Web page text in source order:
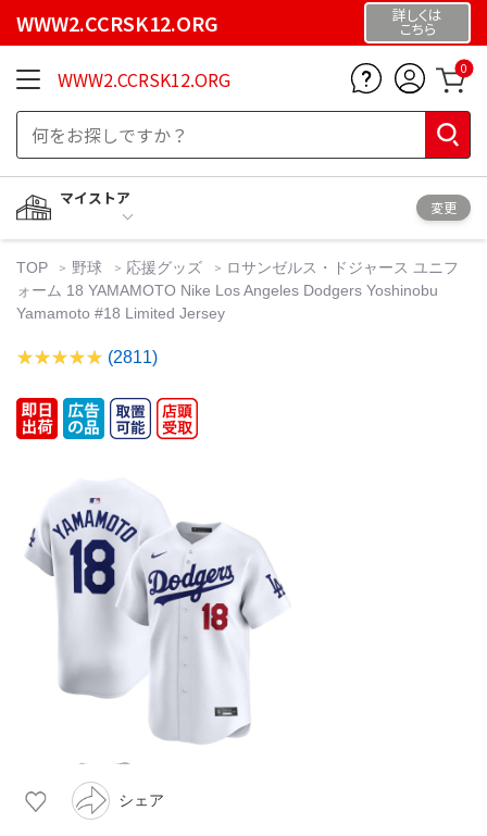
WWW2.CCRSK12.ORG 詳しくは
こちら
WWW2.CCRSK12.ORG 0
マイストア
変更
TOP 野球 応援グッズ
ロサンゼルス・ドジャース ユニフ
ォーム 18 YAMAMOTO Nike Los Angeles Dodgers Yoshinobu
Yamamoto #18 Limited Jersey
(2811)
シェア